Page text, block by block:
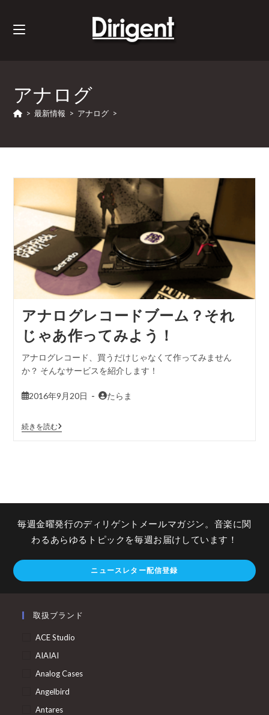
アナログ
> 最新情報 > アナログ >
アナログレコードブーム？それ
じゃあ作ってみよう！
アナログレコード、買うだけじゃなくて作ってみません
か？ そんなサービスを紹介します！
2016年9月20日 たらま
続きを読む
毎週金曜発行のディリゲントメールマガジン。音楽に関
わるあらゆるトピックを毎週お届けしています！
ニュースレター配信登録
取扱ブランド
ACE Studio
AIAIAI
Analog Cases
Angelbird
Antares